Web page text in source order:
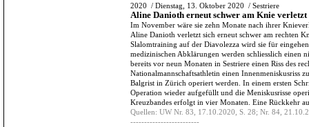
2020 / Dienstag, 13. Oktober 2020 / Sestriere
Aline Danioth erneut schwer am Knie verletzt
Im November wäre sie zehn Monate nach ihrer
Aline Danioth verletzt sich erneut schwer am rechten
Slalomtraining auf der Diavolezza wird sie für
medizinischen Abklärungen werden schliesslich einen
bereits vor neun Monaten in Sestriere einen Riss des
Nationalmannschaftsathletin einen Innenmeniskusriss
Balgrist in Zürich operiert werden. In einem ersten
Operation wieder aufgefüllt und die Meniskusrisse
Kreuzbandes erfolgt in vier Monaten. Eine Rückkehr
Quellen: UW Nr. 83, 17.10.2020, S. 28; Nr. 84,
-------------------------